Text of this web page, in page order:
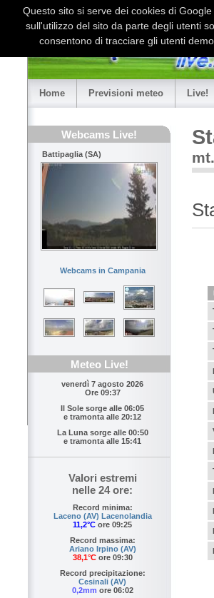
Home Previsioni meteo Live!
Webcams Live!
Battipaglia (SA)
Webcams in Campania
Meteo Live!
venerdì 7 agosto 2026
Ore 09:37
Il Sole sorge alle 06:05
e tramonta alle 20:12
La Luna sorge alle 00:50
e tramonta alle 15:41
Valori estremi
nelle 24 ore:
Record minima:
Laceno (AV) Lacenolandia
11,2°C ore 09:25
Record massima:
Ariano Irpino (AV)
38,1°Core 09:30
Record precipitazione:
Cesinali (AV)
0,2mm ore 06:02
Questo sito si serve dei cookies di
sull'utilizzo del sito da parte degli utenti
consentono di tracciare gli utenti